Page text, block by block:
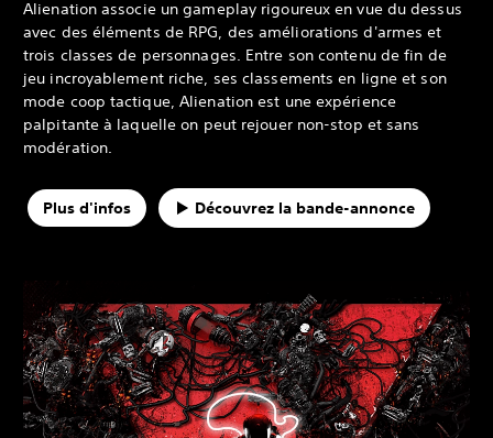
Alienation associe un gameplay rigoureux en vue du dessus
avec des éléments de RPG, des améliorations d'armes et
trois classes de personnages. Entre son contenu de fin de
jeu incroyablement riche, ses classements en ligne et son
mode coop tactique, Alienation est une expérience
palpitante à laquelle on peut rejouer non-stop et sans
modération.
Plus d'infos Découvrez la bande-annonce